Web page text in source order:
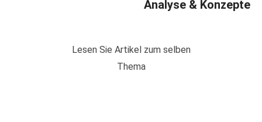
Analyse & Konzepte
Lesen Sie Artikel zum selben
Thema